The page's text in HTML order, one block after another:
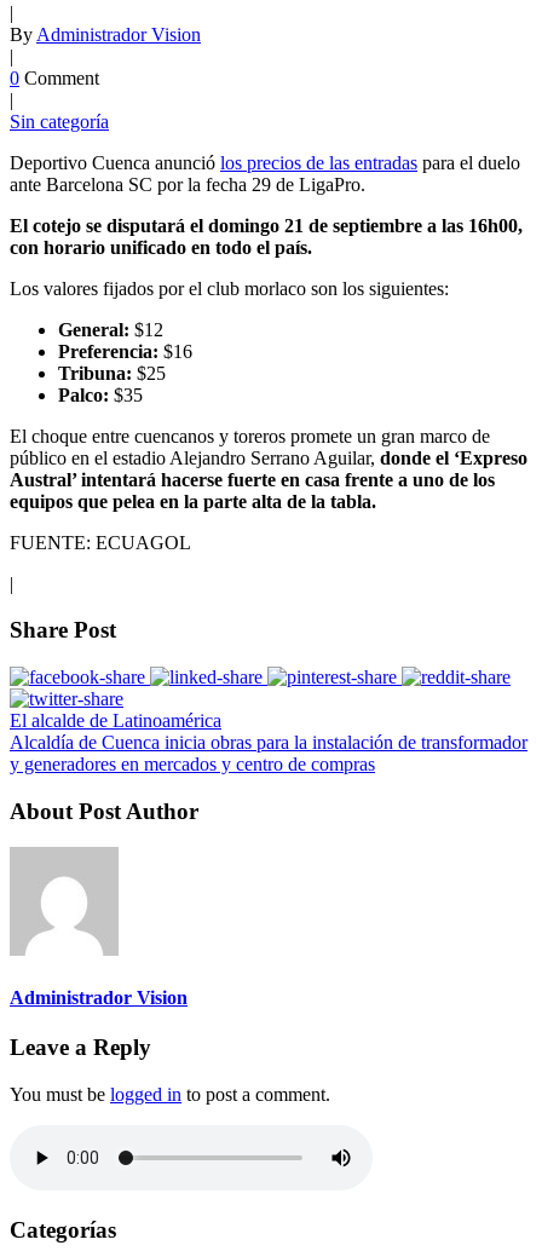
|
By Administrador Vision
|
0 Comment
|
Sin categoría
Deportivo Cuenca anunció los precios de las entradas para el duelo
ante Barcelona SC por la fecha 29 de LigaPro.
El cotejo se disputará el domingo 21 de septiembre a las 16h00,
con horario unificado en todo el país.
Los valores fijados por el club morlaco son los siguientes:
General: $12
Preferencia: $16
Tribuna: $25
Palco: $35
El choque entre cuencanos y toreros promete un gran marco de
público en el estadio Alejandro Serrano Aguilar, donde el ‘Expreso
Austral’ intentará hacerse fuerte en casa frente a uno de los
equipos que pelea en la parte alta de la tabla.
FUENTE: ECUAGOL
|
Share Post
El alcalde de Latinoamérica
Alcaldía de Cuenca inicia obras para la instalación de transformador
y generadores en mercados y centro de compras
About Post Author
Administrador Vision
Leave a Reply
You must be logged in to post a comment.
Categorías